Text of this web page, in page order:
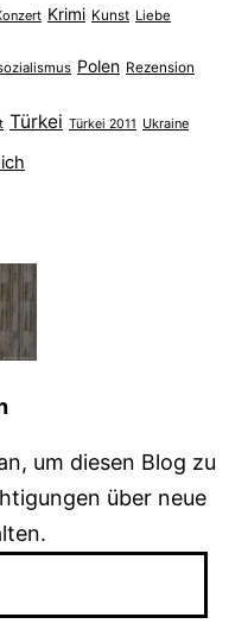
Krimi Kunst Liebe
Polen Rezension
Türkei Türkei 2011 Ukraine
um diesen Blog zu
über neue